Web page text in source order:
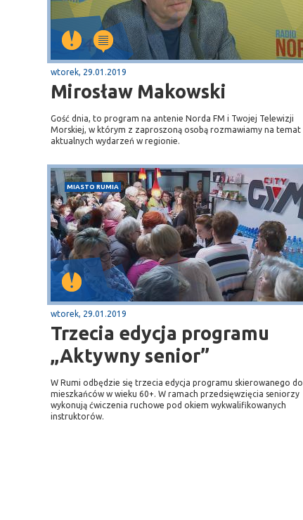
wtorek, 29.01.2019
Mirosław Makowski
Gość dnia, to program na antenie Norda FM i Twojej Telewizji
Morskiej, w którym z zaproszoną osobą rozmawiamy na temat
aktualnych wydarzeń w regionie.
MIASTO RUMIA
wtorek, 29.01.2019
Trzecia edycja programu
„Aktywny senior”
W Rumi odbędzie się trzecia edycja programu skierowanego do
mieszkańców w wieku 60+. W ramach przedsięwzięcia seniorzy
wykonują ćwiczenia ruchowe pod okiem wykwalifikowanych
instruktorów.